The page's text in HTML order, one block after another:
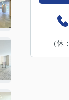
（休